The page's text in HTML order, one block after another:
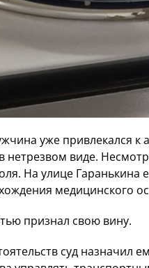
уже привлекался к
виде.
На улице Гаранькина
медицинского
признал свою вину.
суд назначил